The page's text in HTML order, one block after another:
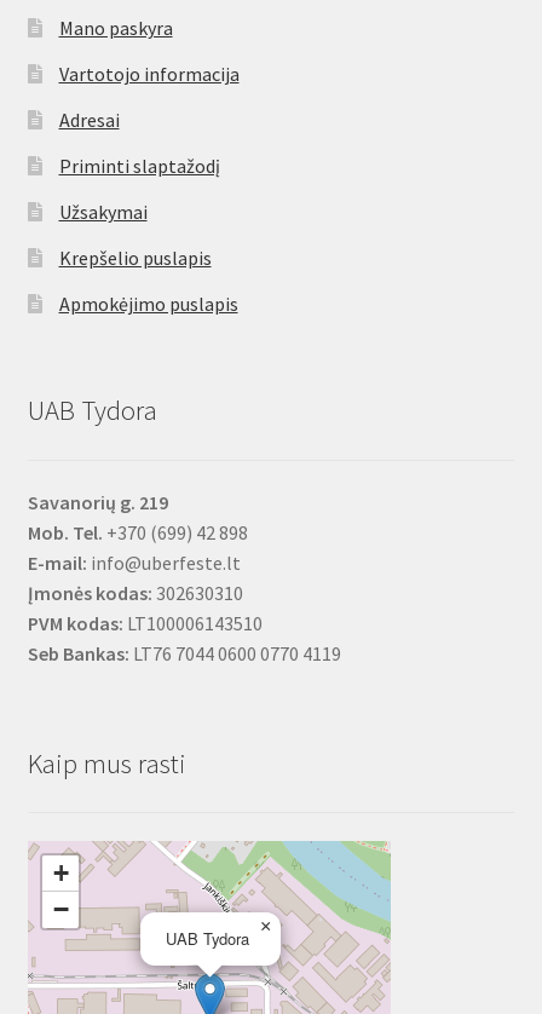
Mano paskyra
Vartotojo informacija
Adresai
Priminti slaptažodį
Užsakymai
Krepšelio puslapis
Apmokėjimo puslapis
UAB Tydora
Savanorių g. 219
Mob. Tel. +370 (699) 42 898
E-mail: info@uberfeste.lt
Įmonės kodas: 302630310
PVM kodas: LT100006143510
Seb Bankas: LT76 7044 0600 0770 4119
Kaip mus rasti
UAB Tydora
×
+
−